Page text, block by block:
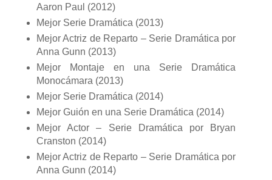
Aaron Paul (2012)
Mejor Serie Dramática (2013)
Mejor Actriz de Reparto – Serie Dramática por
Anna Gunn (2013)
Mejor Montaje en una Serie Dramática
Monocámara (2013)
Mejor Serie Dramática (2014)
Mejor Guión en una Serie Dramática (2014)
Mejor Actor – Serie Dramática por Bryan
Cranston (2014)
Mejor Actriz de Reparto – Serie Dramática por
Anna Gunn (2014)